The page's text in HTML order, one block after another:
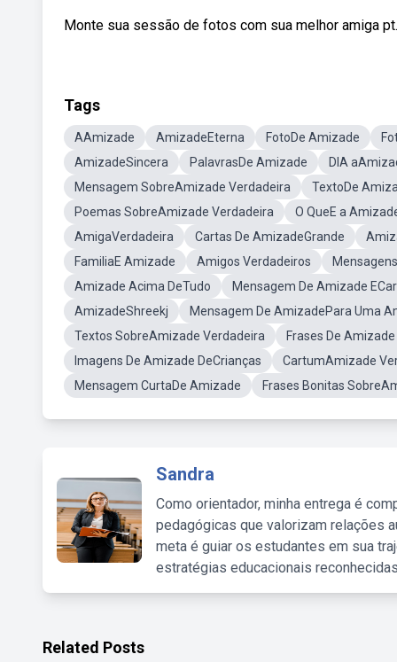
Monte sua sessão de fotos com sua melhor amiga pt.
Tags
AAmizade AmizadeEterna FotoDe Amizade
AmizadeSincera
PalavrasDe Amizade
DIA
Mensagem SobreAmizade Verdadeira
TextoDe
Poemas SobreAmizade Verdadeira
O QueE a
AmigaVerdadeira
Cartas De AmizadeGrande
FamiliaE Amizade
Amigos Verdadeiros
Amizade Acima DeTudo
Mensagem De Amizade
AmizadeShreekj
Mensagem De AmizadePara Uma
Textos SobreAmizade Verdadeira
Frases De
Imagens De Amizade DeCrianças
CartumAmizade
Mensagem CurtaDe Amizade
Frases Bonitas
Sandra
Como orientador, minha entrega é
pedagógicas que valorizam relações
meta é guiar os estudantes em sua
estratégias educacionais
Related Posts